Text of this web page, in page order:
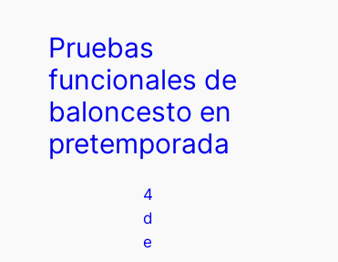
Pruebas
funcionales de
baloncesto en
pretemporada
4
d
e